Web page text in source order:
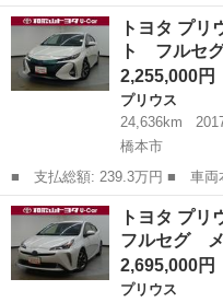
ー名： トヨタ ■ 車種名：
ティプラスＩＩ メモリーナビ
ックカメ...
和歌山 有田郡 プリウス
トヨタ プ
ト フルセ
2,255,000円
プリウス
24,636km
橋本市
■ 支払総額: 239.3万円 ■ 車両本体価格： 2,255,000 円 ■ メーカ
ー名： トヨタ ■ 車種名：
プレミアム 革シート フルセ
イヤー接...
和歌山 橋本市 プリウス
トヨタ プ
フルセグ
2,695,000円
プリウス